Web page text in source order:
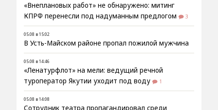
«Внеплановых работ» не обнаружено: митинг
КПРФ перенесли под надуманным предлогом
3
05.08 в 15:02
В Усть-Майском районе пропал пожилой мужчина
05.08 в 14:46
«Ленатурфлот» на мели: ведущий речной
туроператор Якутии уходит под воду
1
05.08 в 14:08
Сотрудник театра пропагандировал среди